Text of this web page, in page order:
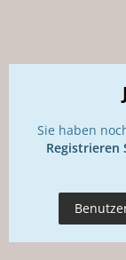
Sie haben
Registrieren